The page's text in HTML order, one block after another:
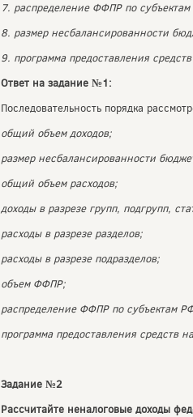
7. распределение ФФПР по
8. размер несбалансированности
9. программа предоставления
Ответ на задание №1:
Последовательность порядка
общий объем доходов;
размер несбалансированности
общий объем расходов;
доходы в разрезе групп, подгрупп,
расходы в разрезе разделов;
расходы в разрезе подразделов;
объем ФФПР;
распределение ФФПР по субъектам
программа предоставления средств
Задание №2
Рассчитайте неналоговые доходы